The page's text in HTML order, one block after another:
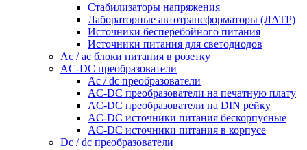
Стабилизаторы напряжения
Лабораторные автотрансформаторы (ЛАТР)
Источники бесперебойного питания
Источники питания для светодиодов
Ac / ac блоки питания в розетку
AC-DC преобразователи
Ac / dc преобразователи
AC-DC преобразователи на печатную плату
AC-DC преобразователи на DIN рейку
AC-DC источники питания бескорпусные
AC-DC источники питания в корпусе
Dc / dc преобразователи